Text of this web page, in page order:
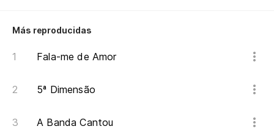
Más reproducidas
Fala-me de Amor
5ª Dimensão
A Banda Cantou